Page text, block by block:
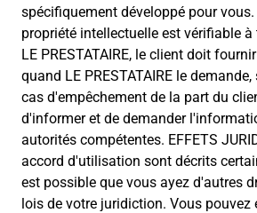
spécifiquement développé pour
propriété intellectuelle est vérifiable
LE PRESTATAIRE, le client doit
quand LE PRESTATAIRE le demande,
cas d'empêchement de la part du
d'informer et de demander
autorités compétentes. EFFETS
accord d'utilisation sont décrits
est possible que vous ayez d'autres
lois de votre juridiction. Vous pouvez